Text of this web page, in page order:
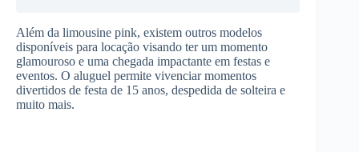
Além da limousine pink, existem outros modelos
disponíveis para locação visando ter um momento
glamouroso e uma chegada impactante em festas e
eventos. O aluguel permite vivenciar momentos
divertidos de festa de 15 anos, despedida de solteira e
muito mais.